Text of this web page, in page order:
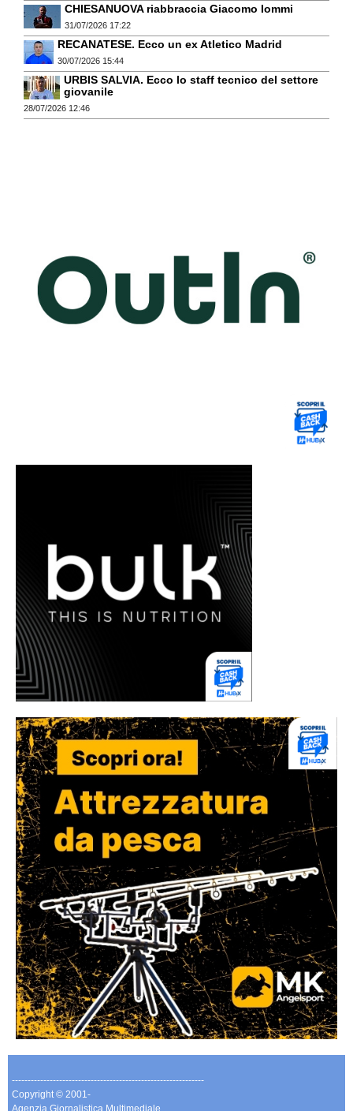
CHIESANUOVA riabbraccia Giacomo Iommi
31/07/2026 17:22
RECANATESE. Ecco un ex Atletico Madrid
30/07/2026 15:44
URBIS SALVIA. Ecco lo staff tecnico del settore
giovanile
28/07/2026 12:46
-------------------------------------------------------------
Copyright © 2001-
Agenzia Giornalistica Multimediale.